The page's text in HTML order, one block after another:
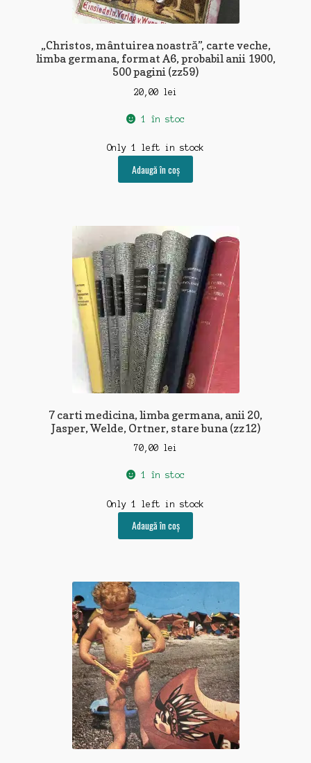
„Christos, mântuirea noastră”, carte veche,
limba germana, format A6, probabil anii 1900,
500 pagini (zz59)
20,00 lei
1 în stoc
Only 1 left in stock
Adaugă în coș
7 carti medicina, limba germana, anii 20,
Jasper, Welde, Ortner, stare buna (zz12)
70,00 lei
1 în stoc
Only 1 left in stock
Adaugă în coș